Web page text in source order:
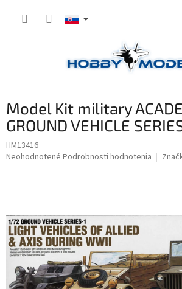
Model Kit military
GROUND VEHICLE
HM13416
Priemerné
z
5
hviezdičiek.
Neohodnotené Podrobnosti hodnotenia